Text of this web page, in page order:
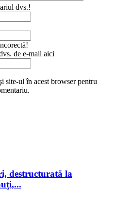
dvs.!
de e-mail aici
site-ul în acest browser pentru
destructurată la